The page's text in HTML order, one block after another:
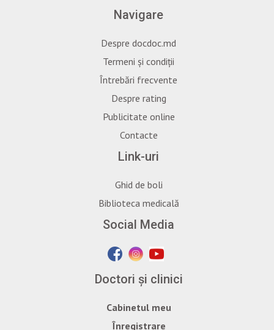
Navigare
Despre docdoc.md
Termeni și condiții
Întrebări frecvente
Despre rating
Publicitate online
Contacte
Link-uri
Ghid de boli
Biblioteca medicală
Social Media
Doctori și clinici
Cabinetul meu
Înregistrare